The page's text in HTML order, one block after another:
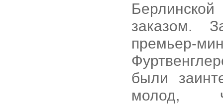
заказом.
премьер-
были
молод,